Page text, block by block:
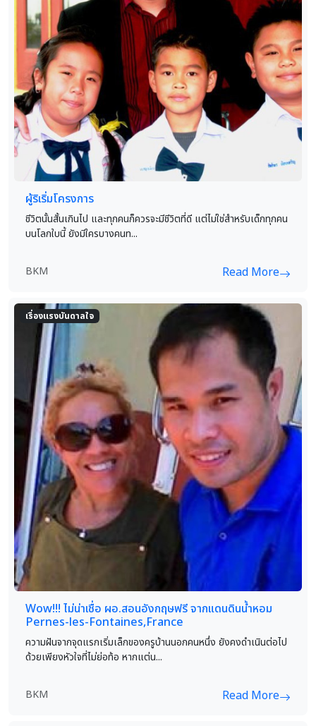
ผู้ริเริ่มโครงการ
ชีวิตนั้นสั้นเกินไป และทุกคนก็ควรจะมีชีวิตที่ดี แต่ไม่ใช่สำหรับเด็กทุกคน
บนโลกใบนี้ ยังมีใครบางคนท...
BKM Read More
เรื่องแรงบันดาลใจ
Wow!!! ไม่น่าเชื่อ ผอ.สอนอังกฤษฟรี จากแดนดินน้ำหอม
Pernes-les-Fontaines,France
ความฝันจากจุดแรกเริ่มเล็กของครูบ้านนอกคนหนึ่ง ยังคงดำเนินต่อไป
ด้วยเพียงหัวใจที่ไม่ย่อท้อ หากแต่น...
BKM Read More